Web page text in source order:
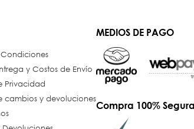
Condiciones
y Costos de Envío
Privacidad
cambios y devoluciones
MEDIOS DE PAGO
Compra 100% Segura